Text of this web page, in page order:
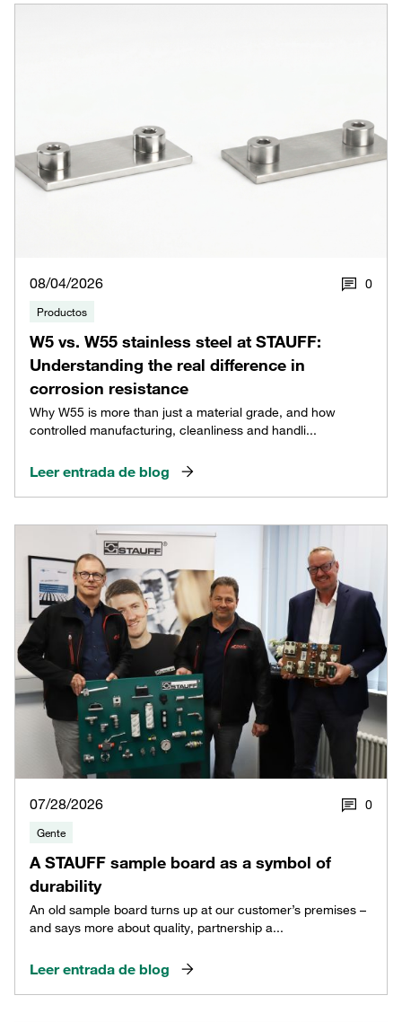
08/04/2026 0
Productos
W5 vs. W55 stainless steel at STAUFF:
Understanding the real difference in
corrosion resistance
Why W55 is more than just a material grade, and how
controlled manufacturing, cleanliness and handli...
Leer entrada de blog
07/28/2026 0
Gente
A STAUFF sample board as a symbol of
durability
An old sample board turns up at our customer’s premises –
and says more about quality, partnership a...
Leer entrada de blog